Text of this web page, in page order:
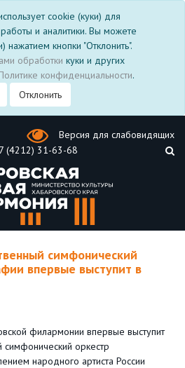
cookie (куки) для
и аналитики. Вы можете
нажатием кнопки "Отклонить".
обработки куки и других
конфиденциальности.
Отклонить
Версия для слабовидящих
(4212) 31-63-68
симфонический
впервые выступит в
филармонии впервые выступит
симфонический оркестр
народного артиста России